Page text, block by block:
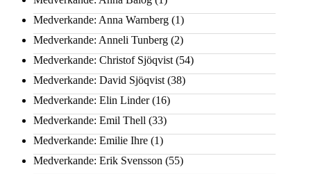
Medverkande: Anna Warnberg (1)
Medverkande: Anneli Tunberg (2)
Medverkande: Christof Sjöqvist (54)
Medverkande: David Sjöqvist (38)
Medverkande: Elin Linder(16)
Medverkande: Emil Thell (33)
Medverkande: Emilie Ihre (1)
Medverkande: Erik Svensson (55)